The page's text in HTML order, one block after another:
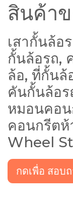
สินค้าข
เสากั้นล้อ
กั้นล้อรถ,
ล้อ, ที่กั้นล้
คันกั้นล้อ
หมอนคอ
คอนกรีต
Wheel
กดเพื่อ สอบ